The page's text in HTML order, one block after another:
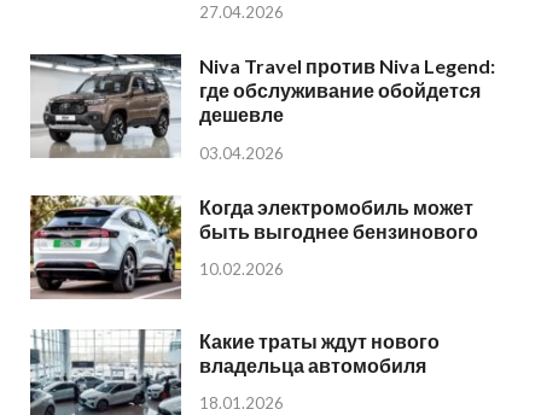
27.04.2026
Niva Travel против Niva Legend:
где обслуживание обойдется
дешевле
03.04.2026
Когда электромобиль может
быть выгоднее бензинового
10.02.2026
Какие траты ждут нового
владельца автомобиля
18.01.2026